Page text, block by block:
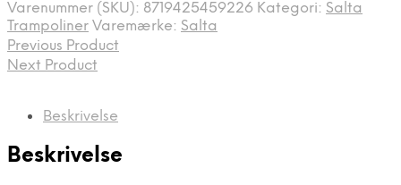
Varenummer (SKU): 8719425459226 Kategori: Salta
Trampoliner Varemærke: Salta
Previous Product
Next Product
Beskrivelse
Beskrivelse